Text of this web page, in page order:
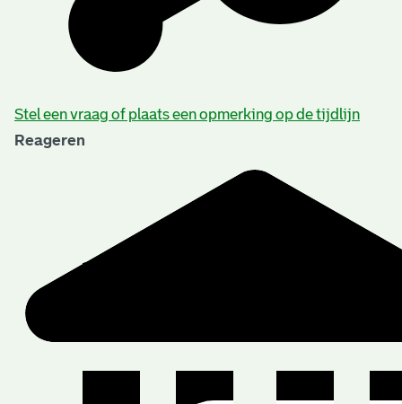
Stel een vraag of plaats een opmerking op de tijdlijn
Reageren